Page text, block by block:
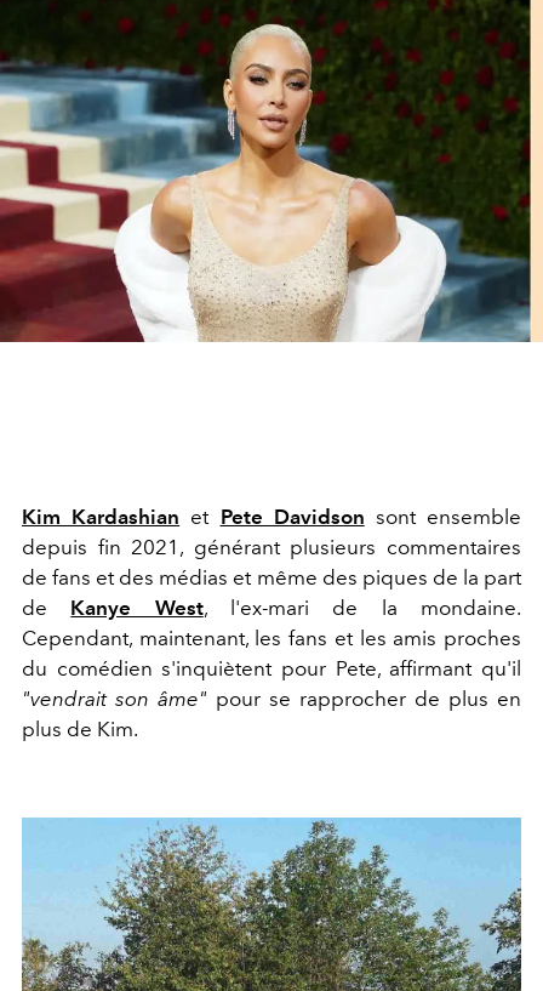
Kim Kardashian et Pete Davidson sont ensemble
depuis fin 2021, générant plusieurs commentaires
de fans et des médias et même des piques de la part
de Kanye West, l'ex-mari de la mondaine.
Cependant, maintenant, les fans et les amis proches
du comédien s'inquiètent pour Pete, affirmant qu'il
"vendrait son âme" pour se rapprocher de plus en
plus de Kim.